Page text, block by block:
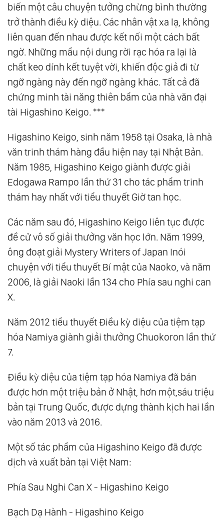
biến một câu chuyện tưởng chừng bình thường
trở thành điều kỳ diệu. Các nhân vật xa lạ, không
liên quan đến nhau được kết nối một cách bất
ngờ. Những mẩu nội dung rời rạc hóa ra lại là
chất keo dính kết tuyệt vời, khiến độc giả đi từ
ngỡ ngàng này đến ngỡ ngàng khác. Tất cả đã
chứng minh tài năng thiên bẩm của nhà văn đại
tài Higashino Keigo. ***
Higashino Keigo, sinh năm 1958 tại Osaka, là nhà
văn trinh thám hàng đầu hiện nay tại Nhật Bản.
Năm 1985, Higashino Keigo giành được giải
Edogawa Rampo lần thứ 31 cho tác phẩm trinh
thám hay nhất với tiểu thuyết Giờ tan học.
Các năm sau đó, Higashino Keigo liên tục được
đề cử vô số giải thưởng văn học lớn. Năm 1999,
ông đoạt giải Mystery Writers of Japan Inói
chuyện với tiểu thuyết Bí mật của Naoko, và năm
2006, là giải Naoki lần 134 cho Phía sau nghi can
X.
Năm 2012 tiểu thuyết Điều kỳ diệu của tiệm tạp
hóa Namiya giành giải thưởng Chuokoron lần thứ
7.
Điều kỳ diệu của tiệm tạp hóa Namiya đã bán
được hơn một triệu bản ở Nhật, hơn một,sáu triệu
bản tại Trung Quốc, được dựng thành kịch hai lần
vào năm 2013 và 2016.
Một số tác phẩm của Higashino Keigo đã được
dịch và xuất bản tại Việt Nam:
Phía Sau Nghi Can X - Higashino Keigo
Bạch Dạ Hành - Higashino Keigo